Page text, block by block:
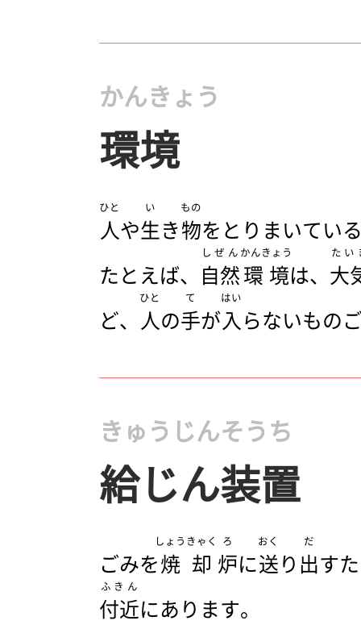
かんきょう
環境
人
ひと
や生
い
き物
もの
をとりまいてい
たとえば、 自然
しぜん
環境
かんきょう
は、 大
たい
ど、 人
ひと
の手
て
が入
はい
らないもの
きゅうじんそうち
給じん装置
ごみを焼却
しょうきゃく
炉
ろ
に送
おく
り出
だ
す
付近
ふきん
にあります。